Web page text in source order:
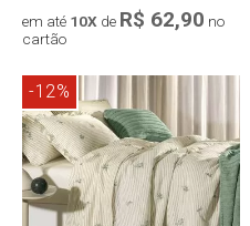
em até 10X de R$ 62,90 no
cartão
Compra rápida
-12%